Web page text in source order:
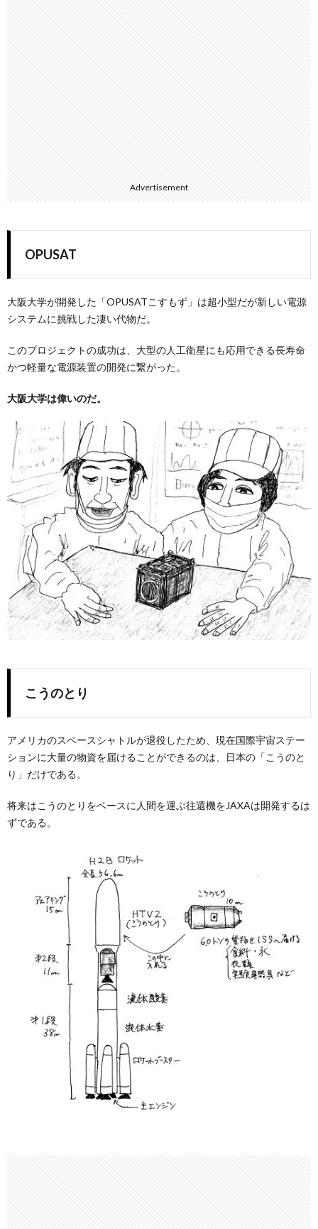
Advertisement
OPUSAT
大阪大学が開発した「OPUSATこすもず」は超小型だが新しい電源
システムに挑戦した凄い代物だ。
このプロジェクトの成功は、大型の人工衛星にも応用できる長寿命
かつ軽量な電源装置の開発に繋がった。
大阪大学は偉いのだ。
こうのとり
アメリカのスペースシャトルが退役したため、現在国際宇宙ステー
ションに大量の物資を届けることができるのは、日本の「こうのと
り」だけである。
将来はこうのとりをベースに人間を運ぶ往還機をJAXAは開発するは
ずである。